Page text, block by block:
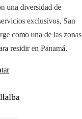
una diversidad de
exclusivos, San
como una de las zonas
residir en Panamá.